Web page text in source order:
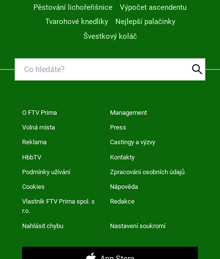
Pěstování lichořeřišnice
Výpočet ascendentu
Tvarohové knedlíky
Nejlepší palačinky
Švestkový koláč
O FTV Prima Management
Volná místa Press
Reklama Castingy a výzvy
HbbTV Kontakty
Podmínky užívání Zpracování osobních údajů
Cookies Nápověda
Vlastník FTV Prima spol. s
r.o.
Redakce
Nahlásit chybu Nastavení soukromí